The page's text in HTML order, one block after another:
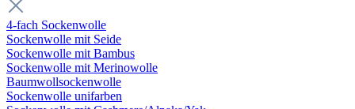
4-fach Sockenwolle
Sockenwolle mit Seide
Sockenwolle mit Bambus
Sockenwolle mit Merinowolle
Baumwollsockenwolle
Sockenwolle unifarben